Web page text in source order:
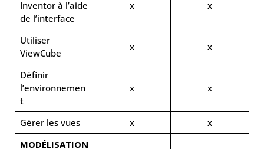
Inventor à l’aide
de l’interface
x x
Utiliser
ViewCube
x x
Définir
l’environnemen
t
x x
Gérer les vues x
x
MODÉLISATION